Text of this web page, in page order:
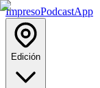
ImpresoPodcastApp
Edición